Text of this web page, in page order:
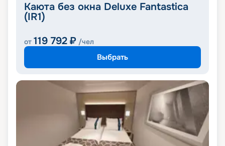
Каюта без окна Deluxe Fantastica
(IR1)
от 119 792 ₽ /чел
Выбрать